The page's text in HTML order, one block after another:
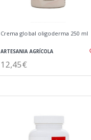
Crema global oligoderma 250 ml
ARTESANIA AGRÍCOLA
12,45€